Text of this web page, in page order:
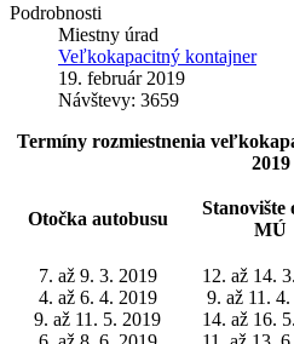
Podrobnosti
Miestny úrad
Veľkokapacitný kontajner
19. február 2019
Návštevy: 3659
Termíny rozmiestnenia
2019
Otočka autobusu
Stanovište
MÚ
7. až 9. 3. 2019
4. až 6. 4. 2019
9. až 11. 5. 2019
12. až 14.
9. až 11.
14. až 16.